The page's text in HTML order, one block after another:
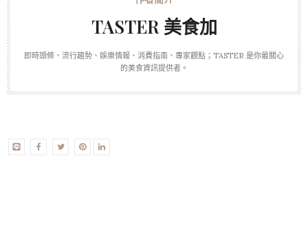
TASTER 美食加
即時頭條、流行趨勢、娛樂情報、消費指南、專家觀點；TASTER 是你最關心
的美食資訊提供者。